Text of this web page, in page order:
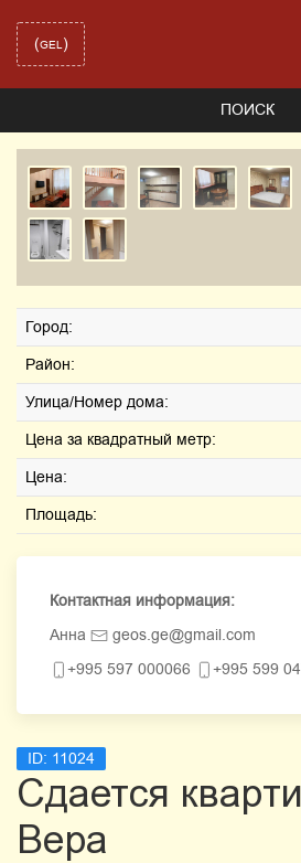
(GEL )
ПОИСК
Город:
Район:
Улица/Номер дома:
Цена за квадратный метр:
Цена:
Площадь:
Контактная информация:
Анна
geos.ge@gmail.com
+995 597 000066
+995 599
ID: 11024
Сдается
Вера